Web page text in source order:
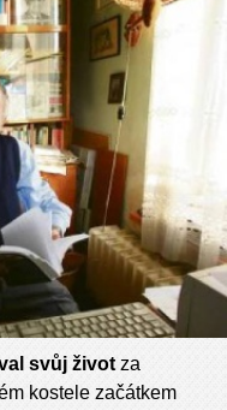
svůj životza
kostele začátkem